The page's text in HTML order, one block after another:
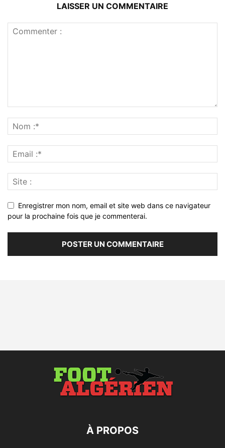
LAISSER UN COMMENTAIRE
Enregistrer mon nom, email et site web dans ce navigateur
pour la prochaine fois que je commenterai.
À PROPOS